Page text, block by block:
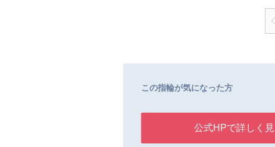
この指輪が気になった方
公式HPで詳しく見